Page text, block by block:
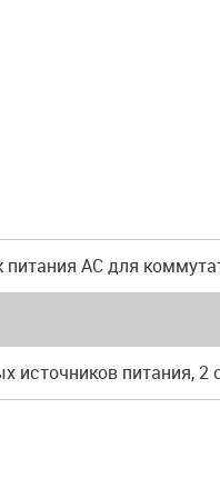
AC для
источников питания, 2